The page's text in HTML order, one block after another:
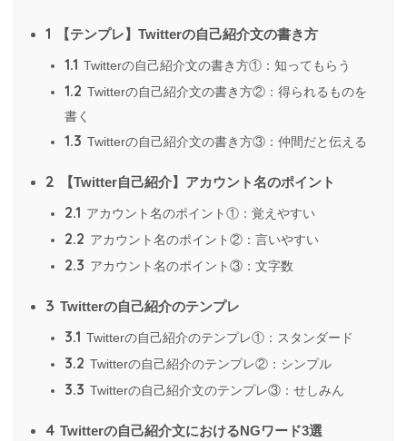
1 【テンプレ】Twitterの自己紹介文の書き方
1.1 Twitterの自己紹介文の書き方①：知ってもらう
1.2 Twitterの自己紹介文の書き方②：得られるものを
書く
1.3 Twitterの自己紹介文の書き方③：仲間だと伝える
2 【Twitter自己紹介】アカウント名のポイント
2.1 アカウント名のポイント①：覚えやすい
2.2 アカウント名のポイント②：言いやすい
2.3 アカウント名のポイント③：文字数
3 Twitterの自己紹介のテンプレ
3.1 Twitterの自己紹介のテンプレ①：スタンダード
3.2 Twitterの自己紹介のテンプレ②：シンプル
3.3 Twitterの自己紹介文のテンプレ③：せしみん
4 Twitterの自己紹介文におけるNGワード3選